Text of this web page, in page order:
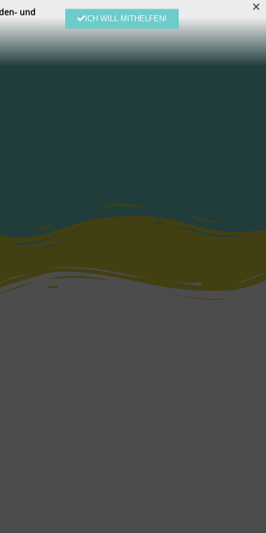
und
ICH WILL MITHELFEN!